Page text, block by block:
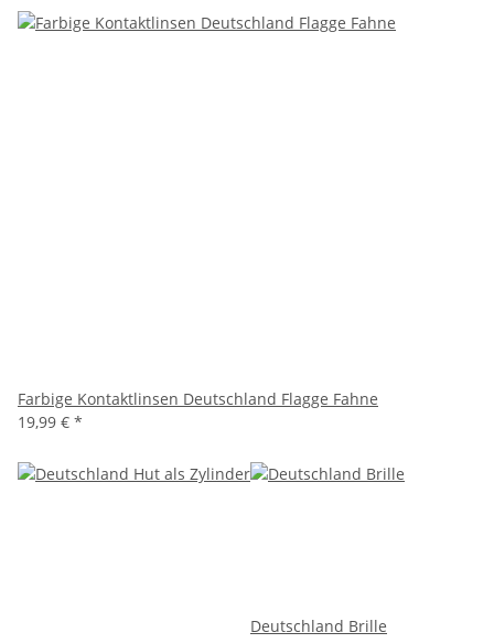
Farbige Kontaktlinsen Deutschland Flagge Fahne
19,99 € *
Deutschland Brille